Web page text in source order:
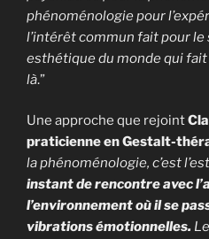
phénoménologie pour
l’intérêt commun fait pour le
esthétique du monde qui fait
là.”
Une approche que rejoint
praticienne en Gestalt-
la phénoménologie, c’est
instant de rencontre avec
l’environnement où il se
vibrations émotionnelles.